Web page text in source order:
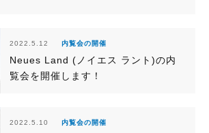
2022.5.12 内覧会の開催
Neues Land (ノイエス ラント)の内
覧会を開催します！
2022.5.10 内覧会の開催